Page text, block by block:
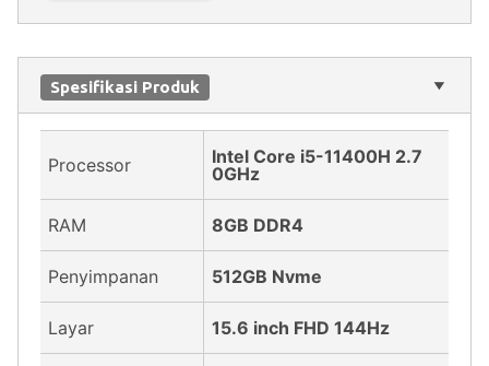
Spesifikasi Produk
Processor
Intel Core i5-11400H 2.7
0GHz
RAM 8GB DDR4
Penyimpanan 512GB Nvme
Layar 15.6 inch FHD 144Hz